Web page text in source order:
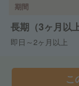
期間
長期（3ヶ月以上
即日～2ヶ月以上
こ